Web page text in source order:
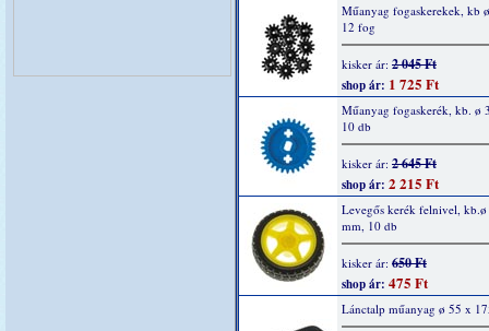
Műanyag fogaskerekek, kb
12 fog
kisker ár: 2 045 Ft
shop ár: 1 725 Ft
Műanyag fogaskerék, kb. ø
10 db
kisker ár: 2 645 Ft
shop ár: 2 215 Ft
Levegős kerék felnivel,
mm, 10 db
kisker ár: 650 Ft
shop ár: 475 Ft
Lánctalp műanyag ø 55 x